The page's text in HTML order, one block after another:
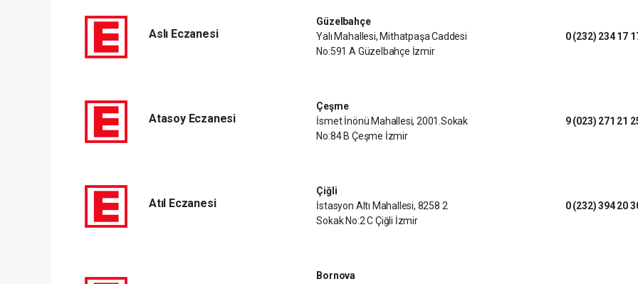
Aslı Eczanesi
Güzelbahçe
Yalı Mahallesi, Mithatpaşa Caddesi
No:591 A Güzelbahçe İzmir
0 (232) 234 17
Atasoy Eczanesi
Çeşme
İsmet İnönü Mahallesi, 2001.Sokak
No:84 B Çeşme İzmir
9 (023) 271 21
Atıl Eczanesi
Çiğli
İstasyon Altı Mahallesi, 8258 2
Sokak No:2 C Çiğli İzmir
0 (232) 394 20
Bornova